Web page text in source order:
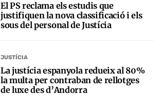
El PS reclama els estudis que
justifiquen la nova classificació i els
sous del personal de Justícia
JUSTÍCIA
La justícia espanyola redueix al 80%
la multa per contraban de rellotges
de luxe des d’Andorra